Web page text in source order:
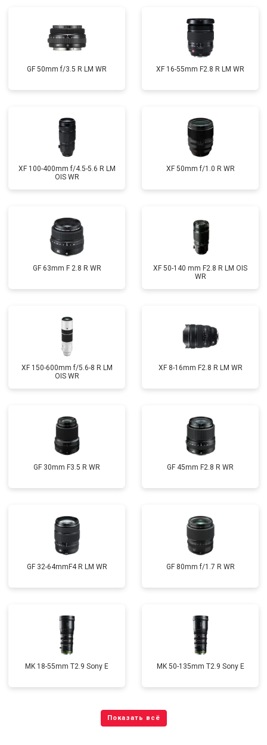
GF 50mm f/3.5 R LM WR XF 16-55mm F2.8 R LM WR
XF 100-400mm f/4.5-5.6 R LM
OIS WR
XF 50mm f/1.0 R WR
GF 63mm F 2.8 R WR
XF 50-140 mm F2.8 R LM OIS
WR
XF 150-600mm f/5.6-8 R LM
OIS WR
XF 8-16mm F2.8 R LM WR
GF 30mm F3.5 R WR GF 45mm F2.8 R WR
GF 32-64mmF4 R LM WR GF 80mm f/1.7 R WR
MK 18-55mm T2.9 Sony E MK 50-135mm T2.9 Sony E